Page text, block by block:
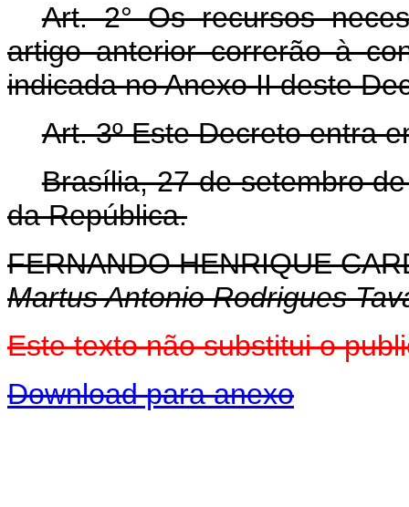
Art. 2° Os recursos
artigo anterior correrão à
indicada no Anexo II deste
Art. 3º Este Decreto entra
Brasília, 27 de setembro
da República.
FERNANDO HENRIQUE
Martus Antonio Rodrigues
Este texto não substitui o
Download para anexo